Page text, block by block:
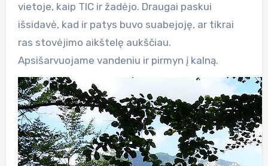
vietoje, kaip TIC ir žadėjo. Draugai paskui
išsidavė, kad ir patys buvo suabejoję, ar tikrai
ras stovėjimo aikštelę aukščiau.
Apsišarvuojame vandeniu ir pirmyn į kalną.